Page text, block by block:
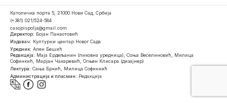
Католичка порта 5, 21000 Нови Сад, Србија
(+381) 021/524-584
casopispolja@gmail.com
Директор: Бојан Панаотовић
Издавач: Културни центар Новог Сада
Уредник: Ален Бешић
Редакција: Маја Ердељанин (ликовна уредница), Соња Веселиновић, Милица
Софинкић, Марјан Чакаревић, Огњен Клисара (дизајнер)
Лектура: Сања Бркић, Милица Софинкић
Администрација и пласман: Редакција